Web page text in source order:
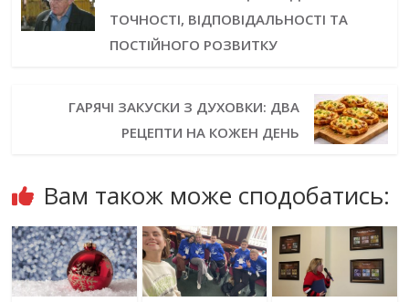
ТОЧНОСТІ, ВІДПОВІДАЛЬНОСТІ ТА
ПОСТІЙНОГО РОЗВИТКУ
ГАРЯЧІ ЗАКУСКИ З ДУХОВКИ: ДВА
РЕЦЕПТИ НА КОЖЕН ДЕНЬ
Вам також може сподобатись: